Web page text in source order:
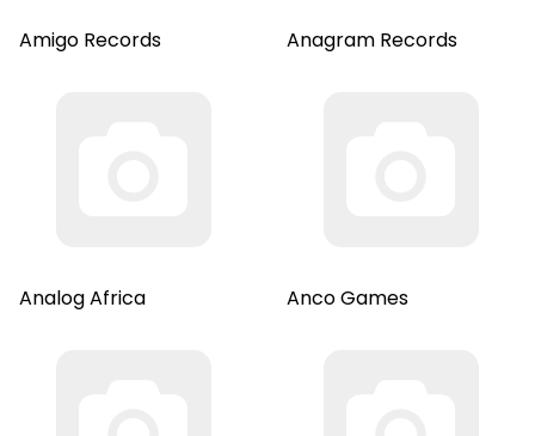
Amigo Records Anagram Records
Analog Africa Anco Games